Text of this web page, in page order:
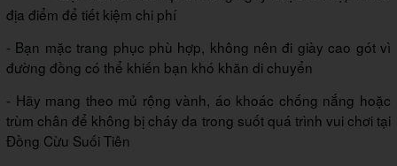
địa điểm để tiết kiệm chi phí
- Bạn mặc trang phục phù hợp, không nên đi giày cao gót vì
đường đồng có thể khiến bạn khó khăn di chuyển
- Hãy mang theo mủ rộng vành, áo khoác chống nắng hoặc
trùm chân để không bị cháy da trong suốt quá trình vui chơi tại
Đồng Cừu Suối Tiên